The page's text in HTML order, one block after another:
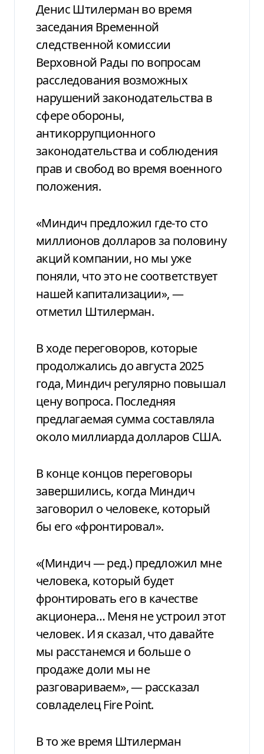
Денис Штилерман во время
заседания Временной
следственной комиссии
Верховной Рады по вопросам
расследования возможных
нарушений законодательства в
сфере обороны,
антикоррупционного
законодательства и соблюдения
прав и свобод во время военного
положения.
«Миндич предложил где-то сто
миллионов долларов за половину
акций компании, но мы уже
поняли, что это не соответствует
нашей капитализации», —
отметил Штилерман.
В ходе переговоров, которые
продолжались до августа 2025
года, Миндич регулярно повышал
цену вопроса. Последняя
предлагаемая сумма составляла
около миллиарда долларов США.
В конце концов переговоры
завершились, когда Миндич
заговорил о человеке, который
бы его «фронтировал».
«(Миндич — ред.) предложил мне
человека, который будет
фронтировать его в качестве
акционера… Меня не устроил этот
человек. И я сказал, что давайте
мы расстанемся и больше о
продаже доли мы не
разговариваем», — рассказал
совладелец Fire Point.
В то же время Штилерман